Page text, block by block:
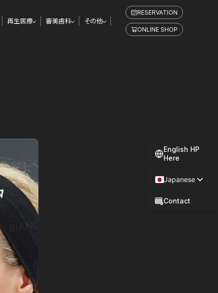
再生医療 審美歯科 その他
RESERVATION
ONLINE SHOP
English HP
Here
Japanese
Contact